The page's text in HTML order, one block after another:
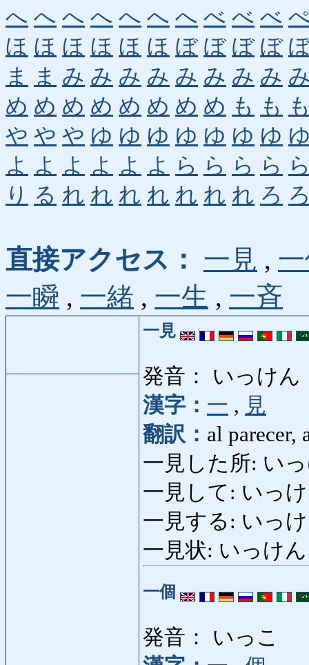
へ へ へ へ へ へ へ べ べ べ
ほ ほ ほ ほ ほ ほ ぼ ぼ ぼ ぼ
ま
ま み み み み み み み み
め め め め め め め め も も
や や や ゆ ゆ ゆ ゆ ゆ ゆ ゆ
よ よ よ よ よ よ ら ら ら ら
り る れ れ れ れ れ れ れ ろ
直接アクセス： 一見 ,
一瞬 , 一緒 , 一生 , 一斉
一見
発音： いっけん
漢字： 一 , 見
翻訳： al parecer,
一見した所: い
一見して: いっ
一見する: いっけ
一見状: いっけ
一個
発音： いっこ